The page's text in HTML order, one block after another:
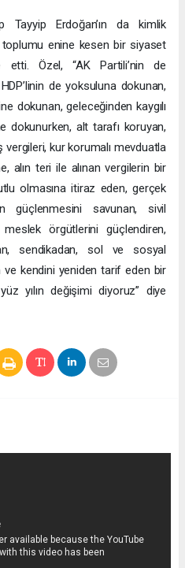
Tayyip Erdoğan’ın da kimlik
toplumu enine kesen bir siyaset
etti. Özel, “AK Partili’nin de
de yoksuluna dokunan,
dokunan, geleceğinden kaygılı
dokunurken, alt tarafı koruyan,
vergileri, kur korumalı mevduatla
alın teri ile alınan vergilerin bir
olmasına itiraz eden, gerçek
güçlenmesini savunan, sivil
örgütlerini güçlendiren,
sendikadan, sol ve sosyal
ve kendini yeniden tarif eden bir
yılın değişimi diyoruz” diye